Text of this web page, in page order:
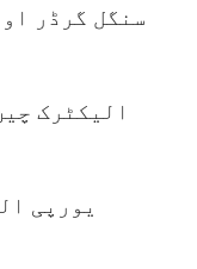
الیکٹرک
یورپی